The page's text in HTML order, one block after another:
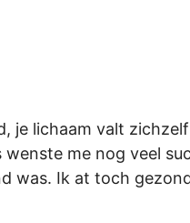
je lichaam valt
me nog veel
was. Ik at toch